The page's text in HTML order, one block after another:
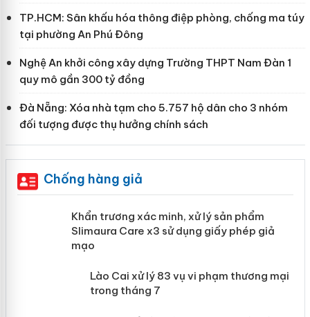
TP.HCM: Sân khấu hóa thông điệp phòng, chống ma túy
tại phường An Phú Đông
Nghệ An khởi công xây dựng Trường THPT Nam Đàn 1
quy mô gần 300 tỷ đồng
Đà Nẵng: Xóa nhà tạm cho 5.757 hộ dân cho 3 nhóm
đối tượng được thụ hưởng chính sách
Chống hàng giả
Khẩn trương xác minh, xử lý sản phẩm
Slimaura Care x3 sử dụng giấy phép